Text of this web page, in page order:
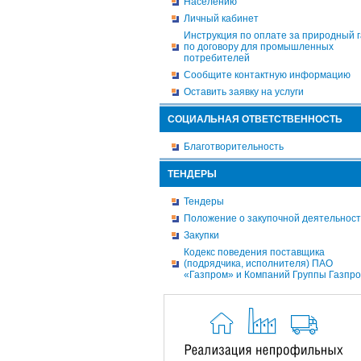
Личный кабинет
Инструкция по оплате за природный
по договору для промышленных
потребителей
Сообщите контактную информацию
Оставить заявку на услуги
СОЦИАЛЬНАЯ ОТВЕТСТВЕННОСТЬ
Благотворительность
ТЕНДЕРЫ
Тендеры
Положение о закупочной
Закупки
Кодекс поведения поставщика
(подрядчика, исполнителя) ПАО
«Газпром» и Компаний Группы